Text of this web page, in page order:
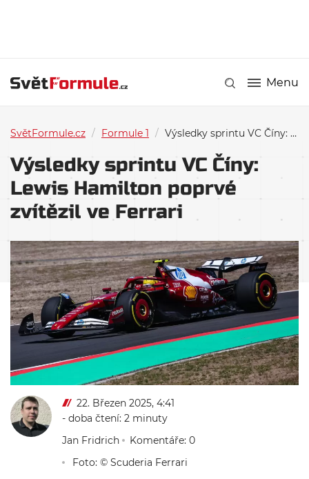
Menu
SvětFormule.cz / Formule 1 / Výsledky sprintu VC Číny: Lewis Hamilton poprvé zvítězil ve Ferrari
Výsledky sprintu VC Číny:
Lewis Hamilton poprvé
zvítězil ve Ferrari
22. Březen 2025, 4:41
- doba čtení: 2 minuty
Jan Fridrich
Komentáře: 0
Foto: © Scuderia Ferrari